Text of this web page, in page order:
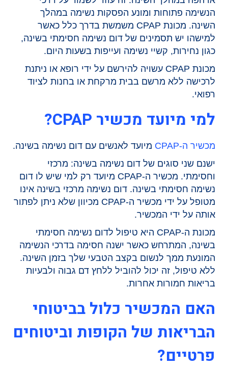
הנשימה פתוחות ומונע הפסקות נשימה במהלך
השינה. מכונת CPAP משמשת בדרך כלל כאשר
למישהו יש תסמינים של דום נשימה חסימתי בשינה,
כגון נחירות, קשיי נשימה ועייפות בשעות היום.
מכונת CPAP עשויה להירשם על ידי רופא או ניתנת
לרכישה ללא מרשם בבית מרקחת או בחנות לציוד
רפואי.
למי מיועד מכשיר CPAP?
מכשיר ה-CPAP
מיועד לאנשים עם דום נשימה בשינה.
ישנם שני סוגים של דום נשימה בשינה: מרכזי
וחסימתי. מכשיר ה-CPAP מיועד רק למי שיש לו דום
נשימה חסימתי בשינה. דום נשימה מרכזי בשינה אינו
מטופל על ידי מכשיר ה-CPAP מכיוון שלא ניתן לפתור
אותה על ידי המכשיר.
מכונת ה-CPAP היא טיפול לדום נשימה חסימתי
בשינה, המתרחש כאשר ישנה חסימה בדרכי הנשימה
המונעת ממך לנשום בקצב הטבעי שלך בזמן השינה.
ללא טיפול, זה יכול להוביל ללחץ דם גבוה ולבעיות
בריאות חמורות אחרות.
האם המכשיר כלול בביטוחי
הבריאות של הקופות וביטוחים
פרטיים?